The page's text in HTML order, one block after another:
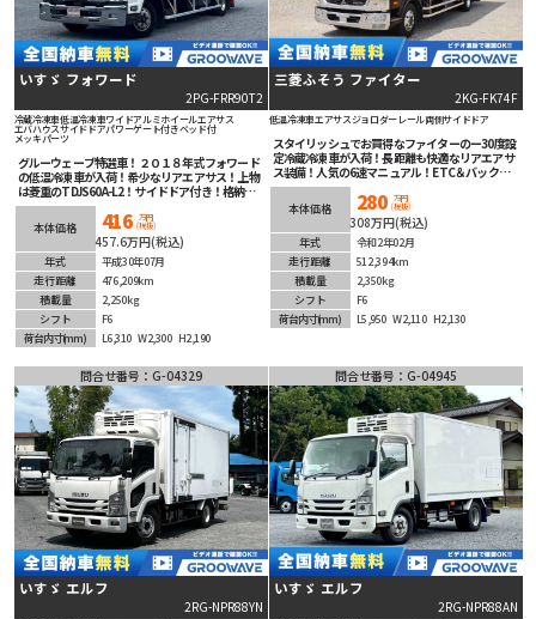
いすゞ フォワード
2PG-FRR90T2
冷蔵冷凍車低温冷凍車ワイドアルミホイールエアサス
エバハウスサイドドアパワーゲート付きベッド付
メッキパーツ
グルーウェーブ特選車！２０１８年式フォワード
の低温冷凍車が入荷！希少なリアエアサス！上物
は菱重のTDJS60A-L2！サイドドア付き！格納パ
ワーゲートも付いてる！メッキパーツがメキメキ
かっこいい！旅のお供のベッド付き！「こんな車
が欲しかった」そんな思いを叶える１台！
本体価格 416 万円
(税抜)
457.6万円(税込)
年式
平成30年07月
走行距離
476,209km
積載量
2,250kg
シフト
F6
荷台内寸(mm) L6,310 W2,300 H2,190
三菱ふそう ファイター
2KG-FK74F
低温冷凍車エアサスジョロダーレール両側サイドドア
スタイリッシュでお買得なファイターのー30度設
定冷蔵冷凍車が入荷！長距離も快適なリアエアサ
ス装備！人気の6速マニュアル！ETC＆バックカ
メラ装備！メッキ＆ステンパーツ多数装着済！ア
ルミホイル！※こちらの商品は茨城坂東展示場に
ございますのでまずはお問合せ下さい！
本体価格 280 万円
(税抜)
308万円(税込)
年式
令和2年02月
走行距離
512,394km
積載量
2,350kg
シフト
F6
荷台内寸(mm) L5,950 W2,110 H2,130
問合せ番号：G-04329
いすゞ エルフ
2RG-NPR88YN
問合せ番号：G-04945
いすゞ エルフ
2RG-NPR88AN